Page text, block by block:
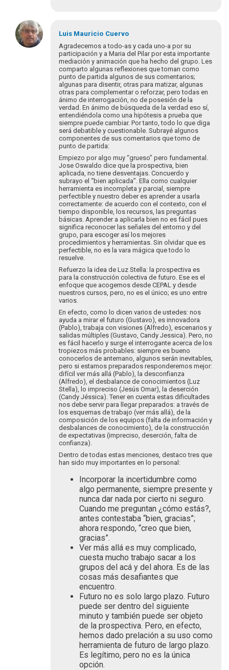
Luis Mauricio Cuervo
Agradecemos a todo-as y cada uno-a por su
participación y a Maria del Pilar por esta importante
mediación y animación que ha hecho del grupo. Les
comparto algunas reflexiones que toman como
punto de partida algunos de sus comentarios;
algunas para disentir, otras para matizar, algunas
otras para complementar o reforzar, pero todas en
ánimo de interrogación, no de posesión de la
verdad. En ánimo de búsqueda de la verdad eso sí,
entendiéndola como una hipótesis a prueba que
siempre puede cambiar. Por tanto, todo lo que diga
será debatible y cuestionable. Subrayé algunos
componentes de sus comentarios que tomo de
punto de partida:
Empiezo por algo muy “grueso” pero fundamental.
Jose Oswaldo dice que la prospectiva, bien
aplicada, no tiene desventajas. Concuerdo y
subrayo el “bien aplicada”. Ella como cualquier
herramienta es incompleta y parcial, siempre
perfectible y nuestro deber es aprender a usarla
correctamente: de acuerdo con el contexto, con el
tiempo disponible, los recursos, las preguntas
básicas. Aprender a aplicarla bien no es fácil pues
significa reconocer las señales del entorno y del
grupo, para escoger así los mejores
procedimientos y herramientas. Sin olvidar que es
perfectible, no es la vara mágica que todo lo
resuelve.
Refuerzo la idea de Luz Stella: la prospectiva es
para la construcción colectiva de futuro. Ese es el
enfoque que acogemos desde CEPAL y desde
nuestros cursos, pero, no es el único; es uno entre
varios.
En efecto, como lo dicen varios de ustedes: nos
ayuda a mirar el futuro (Gustavo), es innovadora
(Pablo), trabaja con visiones (Alfredo), escenarios y
salidas múltiples (Gustavo, Candy Jessica). Pero, no
es fácil hacerlo y surge el interrogante acerca de los
tropiezos más probables: siempre es bueno
conocerlos de antemano, algunos serán inevitables,
pero si estamos preparados responderemos mejor:
difícil ver más allá (Pablo), la desconfianza
(Alfredo), el desbalance de conocimientos (Luz
Stella), lo impreciso (Jesús Omar), la deserción
(Candy Jéssica). Tener en cuenta estas dificultades
nos debe servir para llegar preparados: a través de
los esquemas de trabajo (ver más allá), de la
composición de los equipos (falta de información y
desbalances de conocimiento), de la construcción
de expectativas (impreciso, deserción, falta de
confianza).
Dentro de todas estas menciones, destaco tres que
han sido muy importantes en lo personal:
Incorporar la incertidumbre como
algo permanente, siempre presente y
nunca dar nada por cierto ni seguro.
Cuando me preguntan ¿cómo estás?,
antes contestaba “bien, gracias”;
ahora respondo, “creo que bien,
gracias”.
Ver más allá es muy complicado,
cuesta mucho trabajo sacar a los
grupos del acá y del ahora. Es de las
cosas más desafiantes que
encuentro.
Futuro no es solo largo plazo. Futuro
puede ser dentro del siguiente
minuto y también puede ser objeto
de la prospectiva. Pero, en efecto,
hemos dado prelación a su uso como
herramienta de futuro de largo plazo.
Es legítimo, pero no es la única
opción.